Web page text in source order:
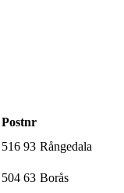
Postnr
516 93 Rångedala
504 63 Borås